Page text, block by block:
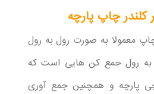
چاپ پارچه
معمولا به صورت رول به رول
به رول جمع کن هایی است که
پارچه و همچنین جمع آوری